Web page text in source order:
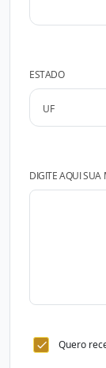
ESTADO
DIGITE AQUI SUA
Quero